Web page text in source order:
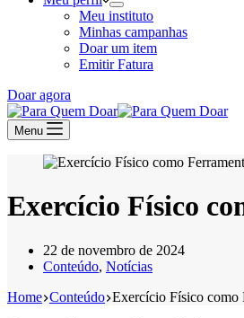
Meu instituto
Minhas campanhas
Doar um item
Emitir Fatura
Doar agora
Menu
Exercício Físico
22 de novembro de 2024
Conteúdo, Notícias
Home Conteúdo Exercício Físico como